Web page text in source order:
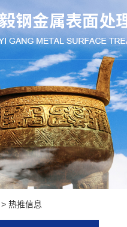
> 热推信息